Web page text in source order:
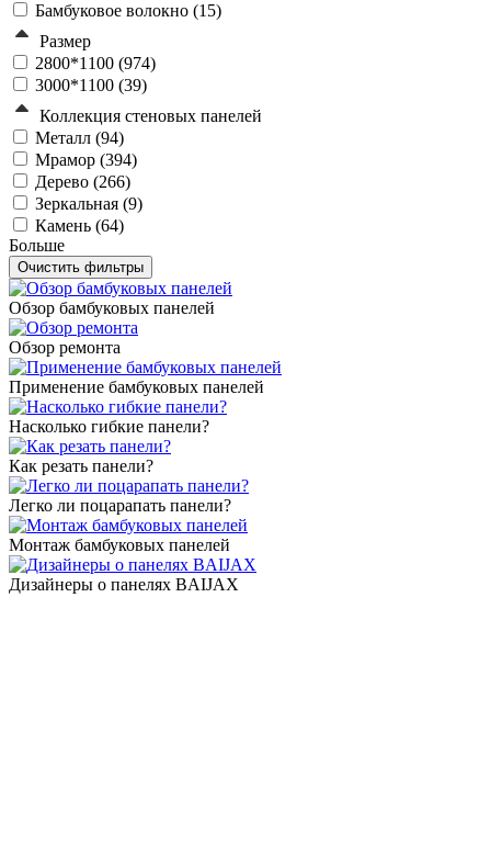
Бамбуковое волокно (15)
Размер
2800*1100 (974)
3000*1100 (39)
Коллекция стеновых панелей
Металл (94)
Мрамор (394)
Дерево (266)
Зеркальная (9)
Камень (64)
Больше
Обзор бамбуковых панелей
Обзор ремонта
Применение бамбуковых панелей
Насколько гибкие панели?
Как резать панели?
Легко ли поцарапать панели?
Монтаж бамбуковых панелей
Дизайнеры о панелях BAIJAX